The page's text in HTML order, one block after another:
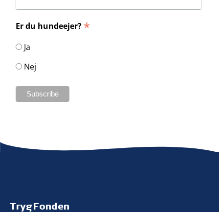
Er du hundeejer? *
Ja
Nej
TrygFonden